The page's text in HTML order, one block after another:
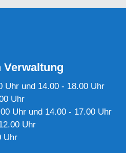
Verwaltung
Uhr und 14.00 - 18.00 Uhr
Uhr
Uhr und 14.00 - 17.00 Uhr
Uhr
Uhr